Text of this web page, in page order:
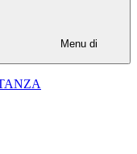
Menu di